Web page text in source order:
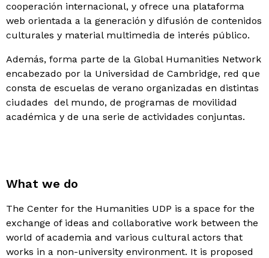
cooperación internacional, y ofrece una plataforma
web orientada a la generación y difusión de contenidos
culturales y material multimedia de interés público.
Además, forma parte de la Global Humanities Network
encabezado por la Universidad de Cambridge, red que
consta de escuelas de verano organizadas en distintas
ciudades del mundo, de programas de movilidad
académica y de una serie de actividades conjuntas.
What we do
The Center for the Humanities UDP is a space for the
exchange of ideas and collaborative work between the
world of academia and various cultural actors that
works in a non-university environment. It is proposed